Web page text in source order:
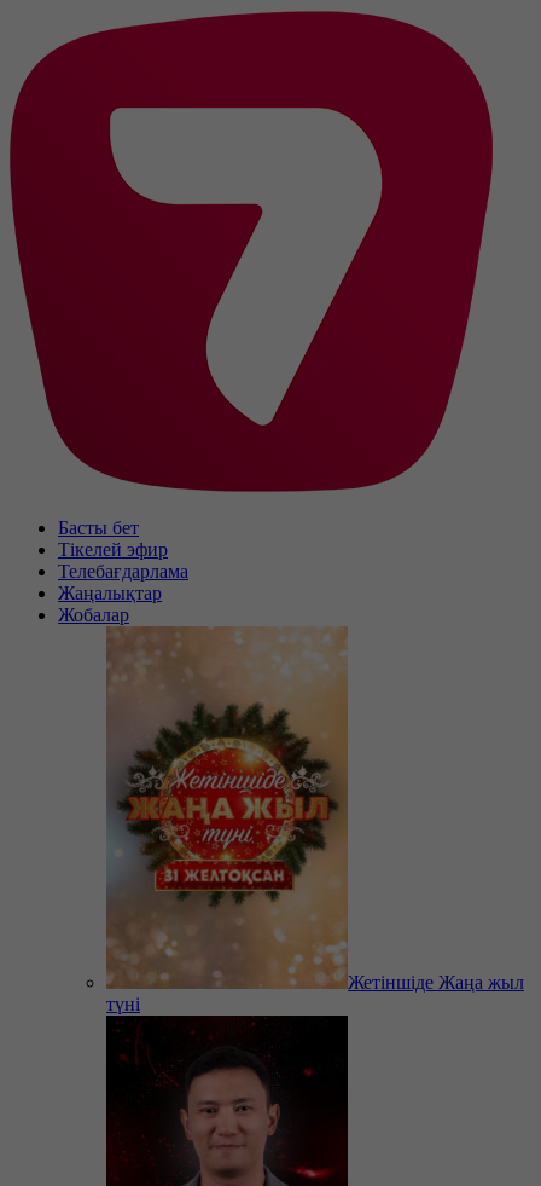
Басты бет
Тікелей эфир
Телебағдарлама
Жаңалықтар
Жобалар
Жетіншіде Жаңа жыл
түні